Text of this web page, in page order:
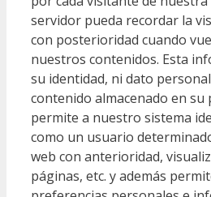
servidor pueda recordar la
con posterioridad cuando
nuestros contenidos. Esta
su identidad, ni dato
contenido almacenado en su
permite a nuestro sistema
como un usuario
web con anterioridad,
páginas, etc. y además